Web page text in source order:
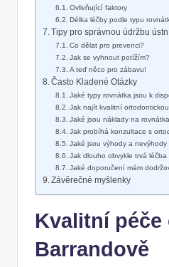
Ovlivňující faktory
Délka léčby podle typu
Tipy pro správnou údržbu
Co dělat pro prevenci?
Jak se vyhnout potížím?
A teď něco pro zábavu!
Často Kladené Otázky
Jaké typy rovnátka jsou k
Jak najít kvalitní
Jaké jsou náklady na
Jak probíhá konzultace s
Jaké jsou výhody a
Jak dlouho obvykle trvá
Jaké doporučení mám
Závěrečné myšlenky
Kvalitní péče
Barrandově